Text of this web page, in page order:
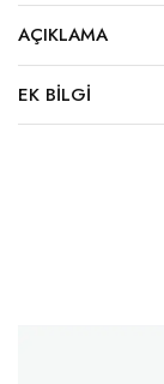
AÇIKLAMA
EK BILGI